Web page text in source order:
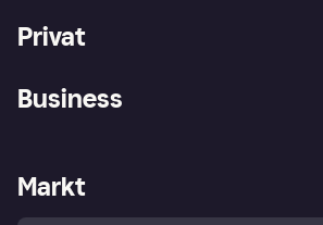
Privat
Klarna App
Shops entdecken
Dein
Business
Händlerportal
Markt